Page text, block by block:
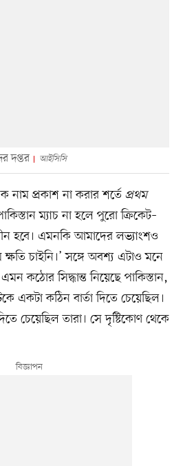
দপ্তর আইসিসি
নাম প্রকাশ না করার শর্তে প্রথম
ম্যাচ না হলে পুরো ক্রিকেট–
হবে। এমনকি আমাদের লভ্যাংশও
চাইনি।’ সঙ্গে অবশ্য এটাও মনে
কঠোর সিদ্ধান্ত নিয়েছে পাকিস্তান,
একটা কঠিন বার্তা দিতে চেয়েছিল।
চেয়েছিল তারা। সে দৃষ্টিকোণ থেকে